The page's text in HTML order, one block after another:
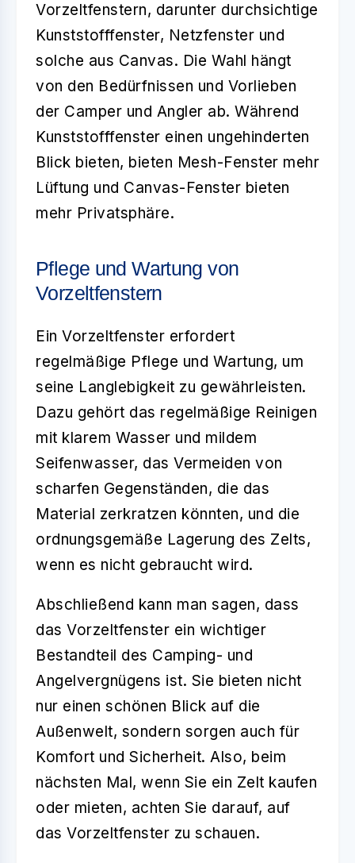
Vorzeltfenstern, darunter durchsichtige
Kunststofffenster, Netzfenster und
solche aus Canvas. Die Wahl hängt
von den Bedürfnissen und Vorlieben
der Camper und Angler ab. Während
Kunststofffenster einen ungehinderten
Blick bieten, bieten Mesh-Fenster mehr
Lüftung und Canvas-Fenster bieten
mehr Privatsphäre.
Pflege und Wartung von
Vorzeltfenstern
Ein Vorzeltfenster erfordert
regelmäßige Pflege und Wartung, um
seine Langlebigkeit zu gewährleisten.
Dazu gehört das regelmäßige Reinigen
mit klarem Wasser und mildem
Seifenwasser, das Vermeiden von
scharfen Gegenständen, die das
Material zerkratzen könnten, und die
ordnungsgemäße Lagerung des Zelts,
wenn es nicht gebraucht wird.
Abschließend kann man sagen, dass
das Vorzeltfenster ein wichtiger
Bestandteil des Camping- und
Angelvergnügens ist. Sie bieten nicht
nur einen schönen Blick auf die
Außenwelt, sondern sorgen auch für
Komfort und Sicherheit. Also, beim
nächsten Mal, wenn Sie ein Zelt kaufen
oder mieten, achten Sie darauf, auf
das Vorzeltfenster zu schauen.